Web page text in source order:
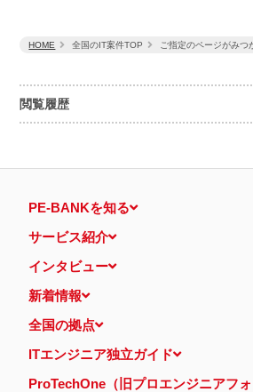
閲覧履歴
HOME 全国のIT案件TOP ご指定のページがみつ
PE-BANKを知る
サービス紹介
インタビュー
新着情報
全国の拠点
ITエンジニア独立ガイド
ProTechOne（旧プロエンジニアフ